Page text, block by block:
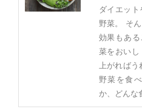
ダイエッ
野菜。 そ
効果もあ
菜をおいし
上がればう
野菜を食
か、どんな